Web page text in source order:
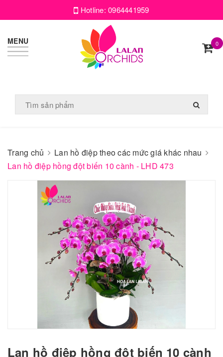
Hotline:0964441959
MENU 0
Trang chủ
Lan hồ điệp theo các mức giá khác nhau
Lan hồ điệp hồng đột biến 10 cành - LHD 473
Lan hồ điệp hồng đột biến 10 cành